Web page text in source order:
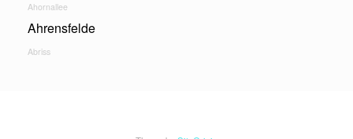
Ahornallee
Ahrensfelde
Abriss